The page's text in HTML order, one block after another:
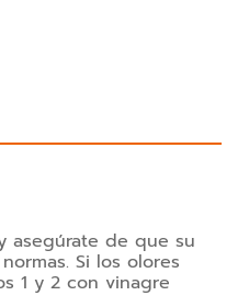
asegúrate de que su
Si los olores
1 y 2 con vinagre